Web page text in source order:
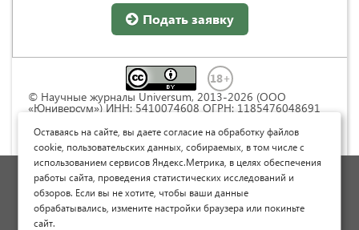
Подать заявку
© Научные журналы Universum, 2013-2026 (ООО
«Юниверсум») ИНН: 5410074608 ОГРН: 1185476048691
Commons « Attribution» («Атрибуция») 4.0
Непортированная
Политика обработки персональных данных
Договор оферты
Опубликовать научную статью
Оставаясь на сайте, вы даете согласие на обработку файлов
cookie, пользовательских данных, собираемых, в том числе с
использованием сервисов Яндекс.Метрика, в целях обеспечения
работы сайта, проведения статистических исследований и
обзоров. Если вы не хотите, чтобы ваши данные
обрабатывались, измените настройки браузера или покиньте
сайт.